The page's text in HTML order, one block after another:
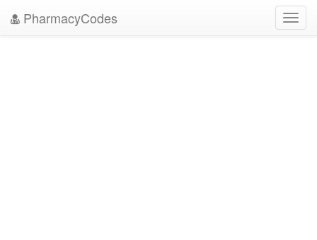
PharmacyCodes